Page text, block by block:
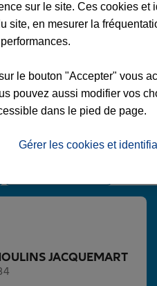
JACQUEMART
JACQUEMART
sur le site. Ces cookies
site, en mesurer la
le bouton "Accepter" vous
pouvez aussi modifier vos
dans le pied de page.
Gérer les cookies et